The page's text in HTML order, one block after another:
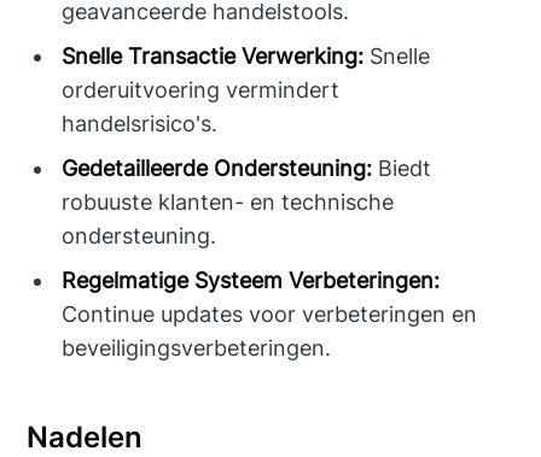
geavanceerde handelstools.
Snelle Transactie Verwerking: Snelle
orderuitvoering vermindert
handelsrisico's.
Gedetailleerde Ondersteuning: Biedt
robuuste klanten- en technische
ondersteuning.
Regelmatige Systeem Verbeteringen:
Continue updates voor verbeteringen en
beveiligingsverbeteringen.
Nadelen